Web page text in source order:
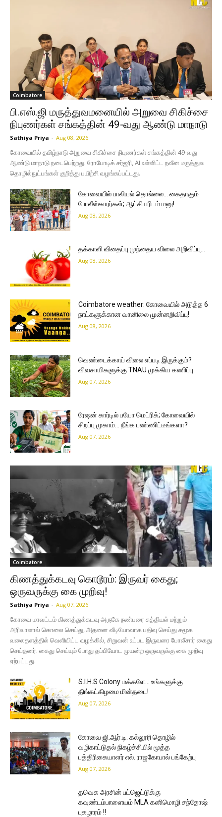
Coimbatore
பி.எஸ்.ஜி மருத்துவமனையில் அறுவை சிகிச்சை
நிபுணர்கள் சங்கத்தின் 49-வது ஆண்டு மாநாடு
Sathiya Priya - Aug 08, 2026
கோவையில் தமிழ்நாடு அறுவை சிகிச்சை நிபுணர்கள் சங்கத்தின் 49-வது
ஆண்டு மாநாடு நடைபெற்றது. ரோபோடிக் சர்ஜரி, AI உள்ளிட்ட நவீன மருத்துவ
தொழில்நுட்பங்கள் குறித்து பயிற்சி வழங்கப்பட்டது.
கோவையில் பாலியல் தொல்லை… கைதாகும்
போலீஸ்காரர்கள்; ஆட்சியரிடம் மனு!
Aug 08, 2026
தக்காளி விதைப்பு முந்தைய விலை அறிவிப்பு…
Aug 08, 2026
Coimbatore weather: கோவையில் அடுத்த 6
நாட்களுக்கான வானிலை முன்னறிவிப்பு!
Aug 08, 2026
வெண்டைக்காய் விலை எப்படி இருக்கும்?
விவசாயிகளுக்கு TNAU முக்கிய கணிப்பு
Aug 07, 2026
ரேஷன் கார்டில் பயோ மெட்ரிக்; கோவையில்
சிறப்பு முகாம்… நீங்க பண்ணிட்டீங்களா?
Aug 07, 2026
Coimbatore
கிணத்துக்கடவு கொடூரம்: இருவர் கைது;
ஒருவருக்கு கை முறிவு!
Sathiya Priya - Aug 07, 2026
கோவை மாவட்டம் கிணத்துக்கடவு அருகே நண்பரை சுத்தியல் மற்றும்
அரிவாளால் கொலை செய்து, அதனை வீடியோவாக பதிவு செய்து சமூக
வலைதளத்தில் வெளியிட்ட வழக்கில், சிறுவன் உட்பட இருவரை போலீசார் கைது
செய்தனர். கைது செய்யும் போது தப்பியோட முயன்ற ஒருவருக்கு கை முறிவு
ஏற்பட்டது.
S.I.H.S Colony மக்களே… உங்களுக்கு
திங்கட்கிழமை மின்தடை!
Aug 07, 2026
கோவை ஜி.ஆர்.டி. கல்லூரி தொழில்
வழிகாட்டுதல் நிகழ்ச்சியில் மூத்த
பத்திரிகையாளர் எல். ராஜகோபால் பங்கேற்பு
Aug 07, 2026
தவெக அரசின் பட்ஜெட்டுக்கு
கவுண்டம்பாளையம் MLA கனிமொழி சந்தோஷ்
புகழாரம் !!